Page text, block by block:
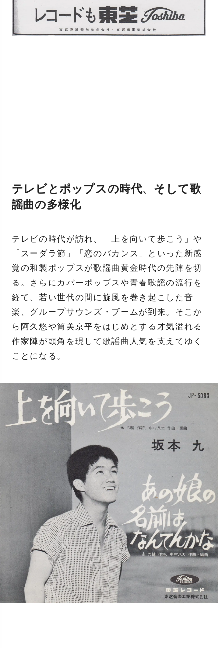
テレビとポップスの時代、そして歌
謡曲の多様化
テレビの時代が訪れ、「上を向いて歩こう」や
「スーダラ節」「恋のバカンス」といった新感
覚の和製ポップスが歌謡曲黄金時代の先陣を切
る。さらにカバーポップスや青春歌謡の流行を
経て、若い世代の間に旋風を巻き起こした音
楽、グループサウンズ・ブームが到来。そこか
ら阿久悠や筒美京平をはじめとする才気溢れる
作家陣が頭角を現して歌謡曲人気を支えてゆく
ことになる。